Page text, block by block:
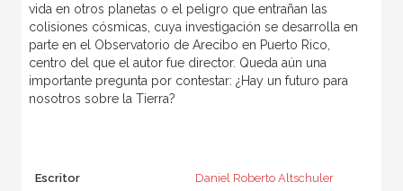
vida en otros planetas o el peligro que entrañan las
colisiones cósmicas, cuya investigación se desarrolla en
parte en el Observatorio de Arecibo en Puerto Rico,
centro del que el autor fue director. Queda aún una
importante pregunta por contestar: ¿Hay un futuro para
nosotros sobre la Tierra?
Escritor
Daniel Roberto Altschuler